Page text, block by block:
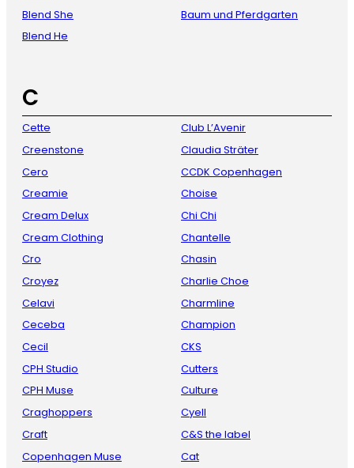
Blend She
Blend He
Baum und Pferdgarten
C
Cette
Creenstone
Cero
Creamie
Cream Delux
Cream Clothing
Cro
Croyez
Celavi
Ceceba
Cecil
CPH Studio
CPH Muse
Craghoppers
Craft
Copenhagen Muse
Club L’Avenir
Claudia Sträter
CCDK Copenhagen
Choise
Chi Chi
Chantelle
Chasin
Charlie Choe
Charmline
Champion
CKS
Cutters
Culture
Cyell
C&S the label
Cat